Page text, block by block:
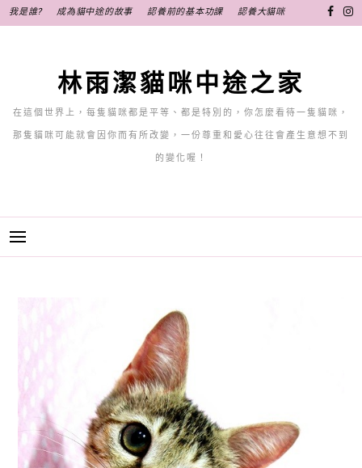
至
我是誰? 成為貓中途的故事 認養前的基本功課 認養大貓咪
林雨潔貓咪中途之家
在這個世界上，每隻貓咪都是平等、都是特別的，你怎麼看待一隻貓咪，
那隻貓咪可能就會因你而有所改變，一份尊重和愛心往往會產生意想不到
的變化喔！